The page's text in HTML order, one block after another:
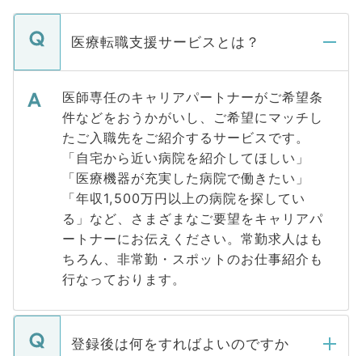
医療転職支援サービスとは？
医師専任のキャリアパートナーがご希望条
件などをおうかがいし、ご希望にマッチし
たご入職先をご紹介するサービスです。
「自宅から近い病院を紹介してほしい」
「医療機器が充実した病院で働きたい」
「年収1,500万円以上の病院を探してい
る」など、さまざまなご要望をキャリアパ
ートナーにお伝えください。常勤求人はも
ちろん、非常勤・スポットのお仕事紹介も
行なっております。
登録後は何をすればよいのですか